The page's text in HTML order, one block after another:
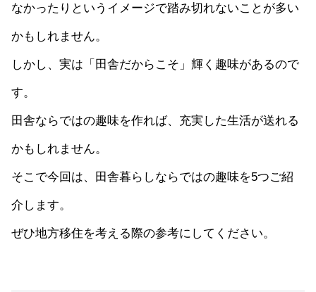
なかったりというイメージで踏み切れないことが多い
かもしれません。
しかし、実は「田舎だからこそ」輝く趣味があるので
す。
田舎ならではの趣味を作れば、充実した生活が送れる
かもしれません。
そこで今回は、田舎暮らしならではの趣味を5つご紹
介します。
ぜひ地方移住を考える際の参考にしてください。